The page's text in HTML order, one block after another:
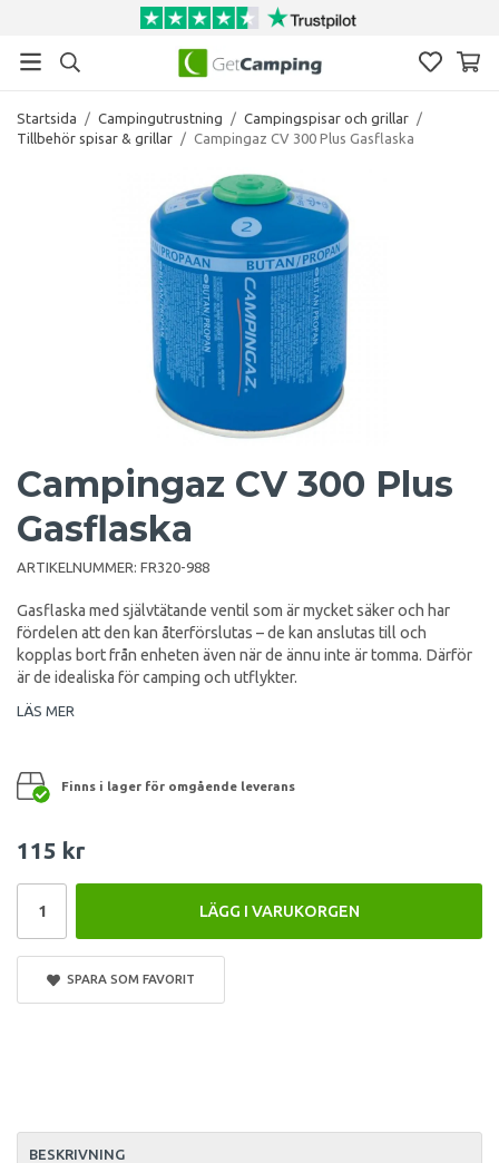
Startsida / Campingutrustning / Campingspisar och grillar /
Tillbehör spisar & grillar / Campingaz CV 300 Plus Gasflaska
Campingaz CV 300 Plus
Gasflaska
ARTIKELNUMMER: FR320-988
Gasflaska med självtätande ventil som är mycket säker och har
fördelen att den kan återförslutas – de kan anslutas till och
kopplas bort från enheten även när de ännu inte är tomma. Därför
är de idealiska för camping och utflykter.
LÄS MER
Finns i lager för omgående leverans
115 kr
LÄGG I VARUKORGEN
SPARA SOM FAVORIT
BESKRIVNING